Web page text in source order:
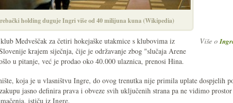
holding duguje Ingri više od 40 milijuna kuna (Wikipedia)
Više o
Medveščak za četiri hokejaške utakmice s klubovima iz
krajem siječnja, čije je održavanje zbog "slučaja Arene
u pitanje, već je prodao oko 40.000 ulaznica, prenosi Hina.
koja je u vlasništvu Ingre, do ovog trenutka nije primila uplate dospjelih
jasno definira prava i obveze svih uključenih strana pa ne vidimo
ističu iz Ingre.